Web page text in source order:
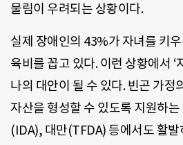
물림이 우려되는 상황이다.
실제 장애인의 43%가 자녀를 키
육비를 꼽고 있다. 이런 상황에서 ‘
나의 대안이 될 수 있다. 빈곤 가정
자산을 형성할 수 있도록 지원하
(IDA), 대만(TFDA) 등에서도 활발